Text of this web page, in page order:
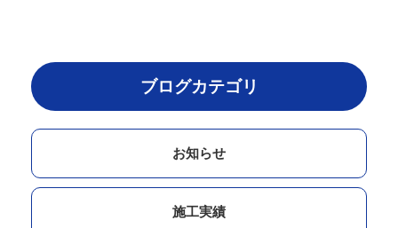
ブログカテゴリ
お知らせ
施工実績